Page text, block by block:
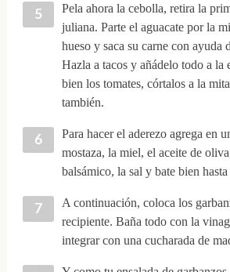
Pela ahora la cebolla, retira la
juliana. Parte el aguacate por la
hueso y saca su carne con ayuda
Hazla a tacos y añádelo todo a la
bien los tomates, córtalos a la
también.
Para hacer el aderezo agrega en
mostaza, la miel, el aceite de
balsámico, la sal y bate bien
A continuación, coloca los
recipiente. Baña todo con la
integrar con una cucharada de